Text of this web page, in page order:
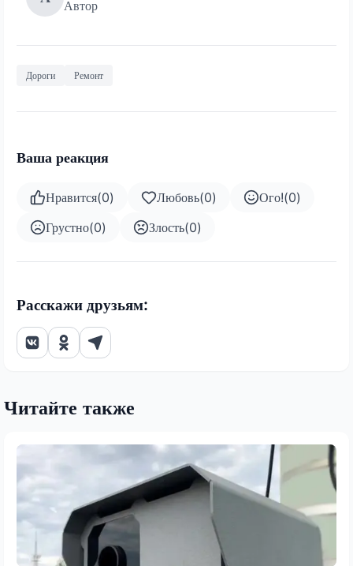
Автор
Дороги Ремонт
Ваша реакция
Нравится(0) Любовь(0) Ого!(0)
Грустно(0) Злость(0)
Расскажи друзьям:
Читайте также